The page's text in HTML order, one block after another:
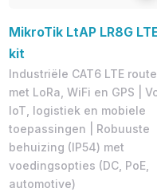
MikroTik LtAP LR8G
kit
Industriële CAT6 LTE
met LoRa, WiFi en GPS |
IoT, logistiek en mobiele
toepassingen | Robuuste
behuizing (IP54) met
voedingsopties (DC, PoE,
automotive)